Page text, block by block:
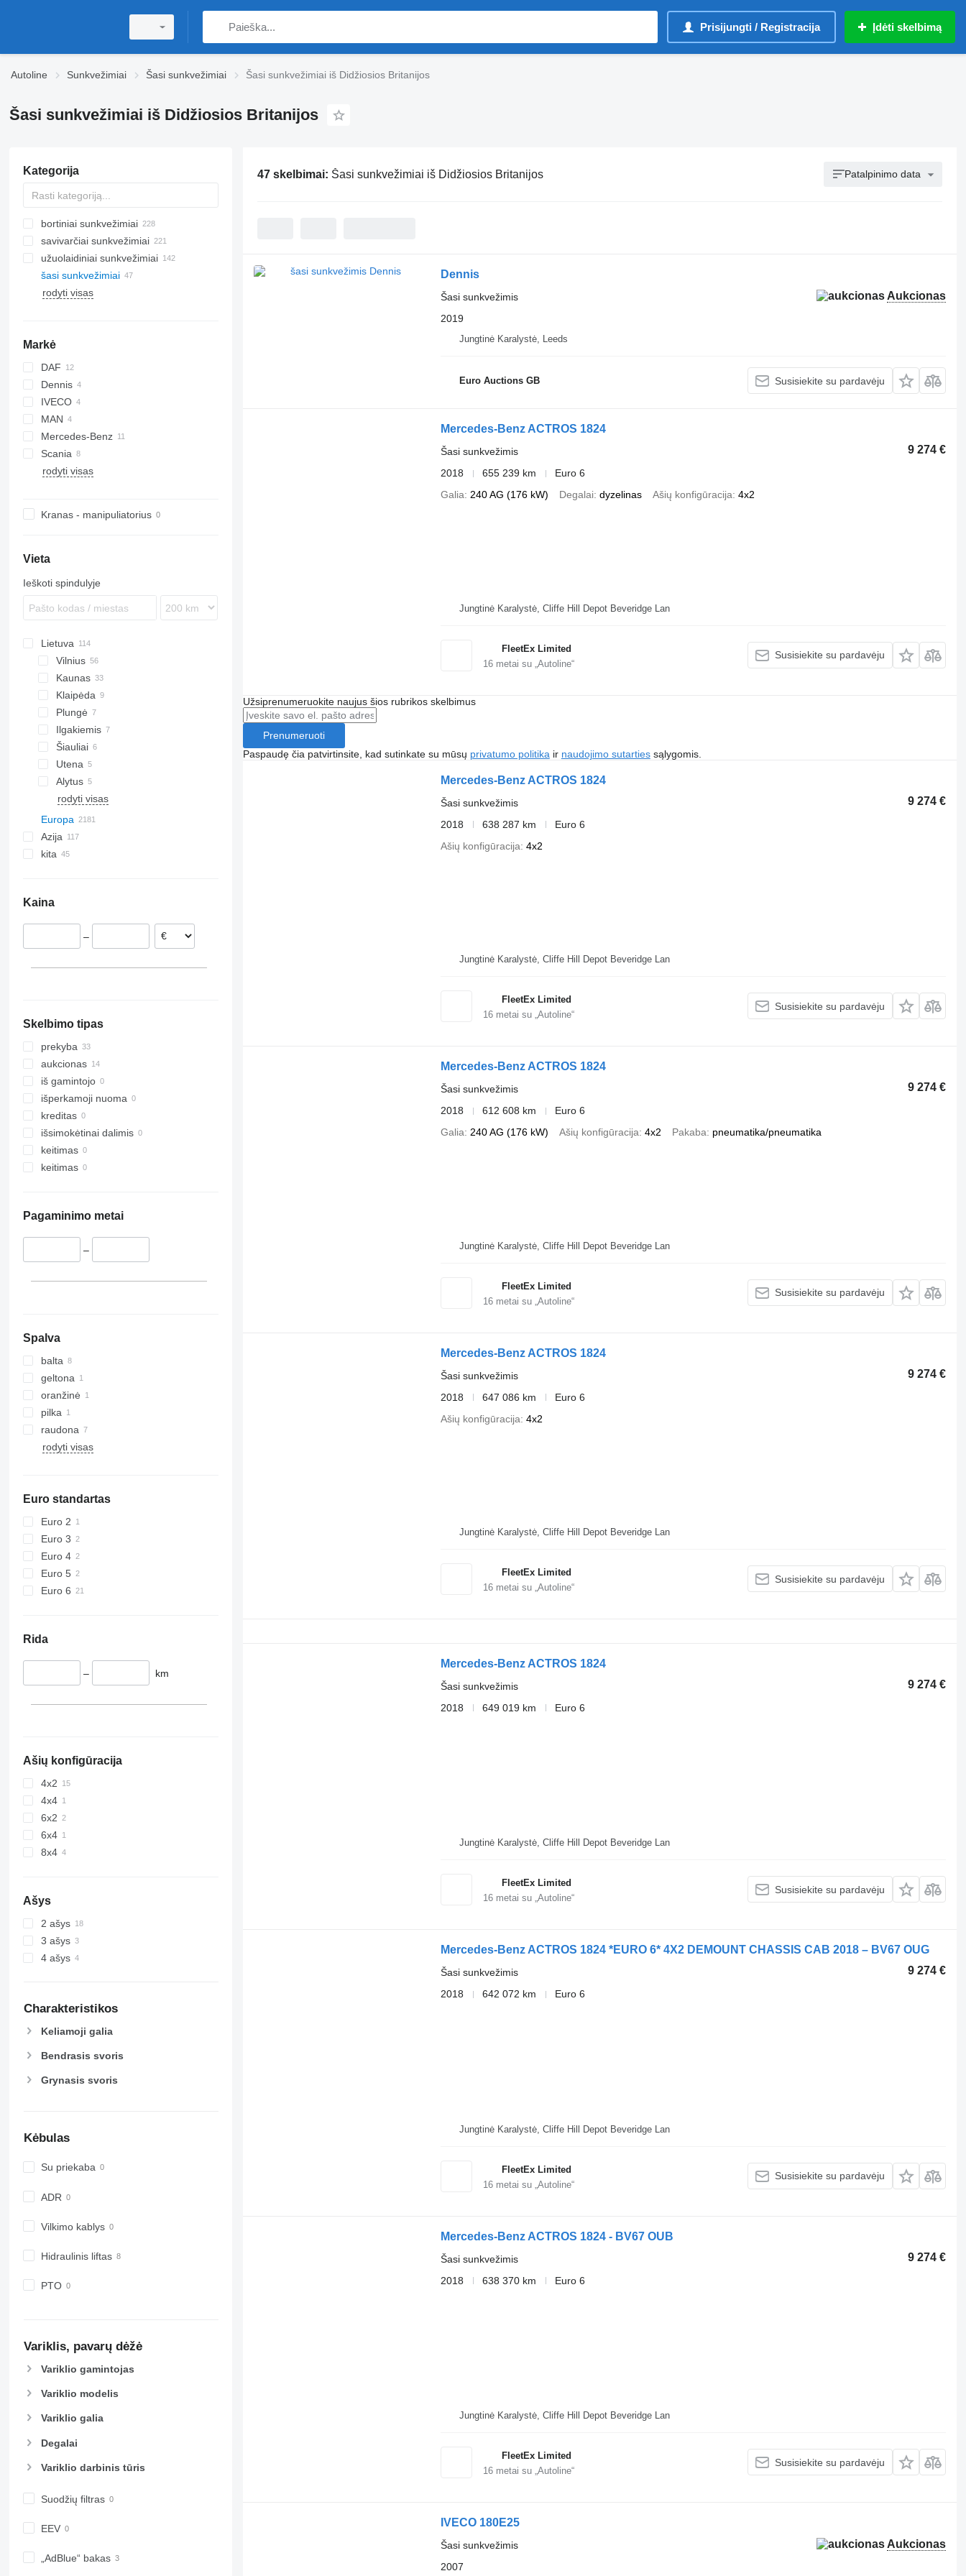
Prisijungti / Registracija Įdėti skelbimą
Autoline Sunkvežimiai Šasi sunkvežimiai Šasi sunkvežimiai iš Didžiosios Britanijos
Šasi sunkvežimiai iš Didžiosios Britanijos
Kategorija
bortiniai sunkvežimiai
savivarčiai sunkvežimiai
užuolaidiniai sunkvežimiai
šasi sunkvežimiai
rodyti visas
Markė
DAF
CF
LF
Dennis
Elite
IVECO
EuroCargo
NKR
MAN
TGM
TGS
Mercedes-Benz
Actros
Econic
Premium
Scania
P-series
F89
rodyti visas
Kranas - manipuliatorius
Vieta
Ieškoti spindulyje
Lietuva
Vilnius
Kaunas
Klaipėda
Plungė
Ilgakiemis
Šiauliai
Utena
Alytus
rodyti visas
Europa
Vokietija
Italija
Portugalija
Leicester
Doncaster
Dromore
Sunderland
Armagh
Nottingham
Azija
Uzbekija
Singapūras
kita
Kolumbija
Čilė
Kaina
–
Skelbimo tipas
prekyba
aukcionas
iš gamintojo
išperkamoji nuoma
kreditas
išsimokėtinai dalimis
keitimas
keitimas
Pagaminimo metai
–
Spalva
balta
geltona
oranžinė
pilka
raudona
rodyti visas
Euro standartas
Euro 2
Euro 3
Euro 4
Euro 5
Euro 6
Rida
– km
Ašių konfigūracija
4x2
4x4
6x2
6x4
8x4
Ašys
2 ašys
3 ašys
4 ašys
Charakteristikos
Keliamoji galia
Bendrasis svoris
Grynasis svoris
Kėbulas
Su priekaba
ADR
Vilkimo kablys
Hidraulinis liftas
PTO
Variklis, pavarų dėžė
Variklio gamintojas
Variklio modelis
Variklio galia
Degalai
Variklio darbinis tūris
Suodžių filtras
EEV
„AdBlue“ bakas
47 skelbimai: Šasi sunkvežimiai iš Didžiosios Britanijos Patalpinimo data
Dennis
Aukcionas
Šasi sunkvežimis
2019
Jungtinė Karalystė, Leeds
Euro Auctions GB Susisiekite su pardavėju
Mercedes-Benz ACTROS 1824
9 274 €
Šasi sunkvežimis
2018
655 239 km
Euro 6
Galia
240 AG (176 kW) Degalai dyzelinas Ašių konfigūracija 4x2
Jungtinė Karalystė, Cliffe Hill Depot Beveridge Lan
FleetEx Limited
16metai su „Autoline“
Susisiekite su pardavėju
Užsiprenumeruokite naujus šios rubrikos skelbimus
Prenumeruoti
Paspaudę čia patvirtinsite, kad sutinkate su mūsų privatumo politika ir naudojimo sutartiessąlygomis.
Mercedes-Benz ACTROS 1824
9 274 €
Šasi sunkvežimis
2018
638 287 km
Euro 6
Ašių konfigūracija 4x2
Jungtinė Karalystė, Cliffe Hill Depot Beveridge Lan
FleetEx Limited
16metai su „Autoline“
Susisiekite su pardavėju
Mercedes-Benz ACTROS 1824
9 274 €
Šasi sunkvežimis
2018
612 608 km
Euro 6
Galia
240 AG (176 kW) Ašių konfigūracija 4x2 Pakaba pneumatika/pneumatika
Jungtinė Karalystė, Cliffe Hill Depot Beveridge Lan
FleetEx Limited
16metai su „Autoline“
Susisiekite su pardavėju
Mercedes-Benz ACTROS 1824
9 274 €
Šasi sunkvežimis
2018
647 086 km
Euro 6
Ašių konfigūracija 4x2
Jungtinė Karalystė, Cliffe Hill Depot Beveridge Lan
FleetEx Limited
16metai su „Autoline“
Susisiekite su pardavėju
Mercedes-Benz ACTROS 1824
9 274 €
Šasi sunkvežimis
2018
649 019 km Euro 6
Jungtinė Karalystė, Cliffe Hill Depot Beveridge Lan
FleetEx Limited
16metai su „Autoline“
Susisiekite su pardavėju
Mercedes-Benz ACTROS 1824 *EURO 6* 4X2 DEMOUNT CHASSIS CAB 2018 – BV67 OUG
9 274 €
Šasi sunkvežimis
2018
642 072 km Euro 6
Jungtinė Karalystė, Cliffe Hill Depot Beveridge Lan
FleetEx Limited
16metai su „Autoline“
Susisiekite su pardavėju
Mercedes-Benz ACTROS 1824 - BV67 OUB
9 274 €
Šasi sunkvežimis
2018
638 370 km Euro 6
Jungtinė Karalystė, Cliffe Hill Depot Beveridge Lan
FleetEx Limited
16metai su „Autoline“
Susisiekite su pardavėju
IVECO 180E25
Aukcionas
Šasi sunkvežimis
2007